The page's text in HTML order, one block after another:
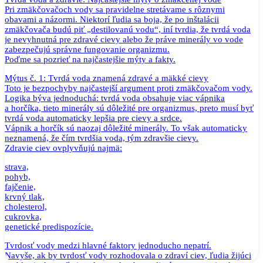
Pri zmäkčovačoch vody sa pravidelne stretávame s rôznymi
obavami a názormi. Niektorí ľudia sa boja, že po inštalácii
zmäkčovača budú piť „destilovanú vodu“, iní tvrdia, že tvrdá voda
je nevyhnutná pre zdravé cievy alebo že práve minerály vo vode
zabezpečujú správne fungovanie organizmu.
Poďme sa pozrieť na najčastejšie mýty a fakty.
Mýtus č. 1: Tvrdá voda znamená zdravé a mäkké cievy
Toto je bezpochyby najčastejší argument proti zmäkčovačom vody.
Logika býva jednoduchá: tvrdá voda obsahuje viac vápnika
a horčíka, tieto minerály sú dôležité pre organizmus, preto musí byť
tvrdá voda automaticky lepšia pre cievy a srdce.
Vápnik a horčík sú naozaj dôležité minerály. To však automaticky
neznamená, že čím tvrdšia voda, tým zdravšie cievy.
Zdravie ciev ovplyvňujú najmä:
strava,
pohyb,
fajčenie,
krvný tlak,
cholesterol,
cukrovka,
genetické predispozície.
Tvrdosť vody medzi hlavné faktory jednoducho nepatrí.
Navyše, ak by tvrdosť vody rozhodovala o zdraví ciev, ľudia žijúci